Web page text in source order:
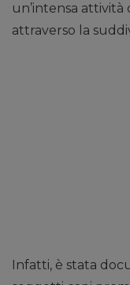
un’intensa attività
attraverso la
Infatti, è stata